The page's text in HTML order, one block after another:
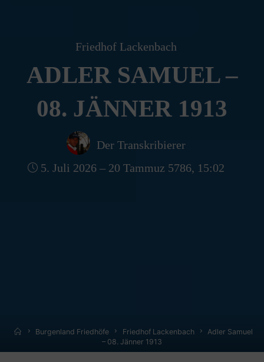
Friedhof Lackenbach
ADLER SAMUEL –
08. JÄNNER 1913
Der Transkribierer
5. Juli 2026 – 20 Tammuz 5786, 15:02
HomeBurgenland Friedhöfe Friedhof Lackenbach
Adler Samuel
– 08. Jänner 1913